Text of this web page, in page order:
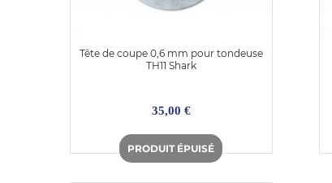
Tête de coupe 0,6 mm pour tondeuse
TH11 Shark
35,00 €